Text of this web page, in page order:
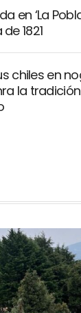
en ‘La
1821
chiles en
la